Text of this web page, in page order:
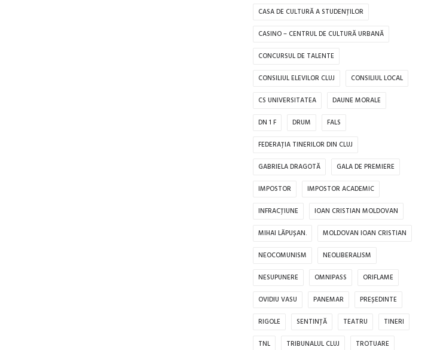
CASA DE CULTURĂ A STUDENȚILOR
CASINO – CENTRUL DE CULTURĂ URBANĂ
CONCURSUL DE TALENTE
CONSILIUL ELEVILOR CLUJ CONSILIUL LOCAL
CS UNIVERSITATEA DAUNE MORALE
DN 1 F DRUM FALS
FEDERAȚIA TINERILOR DIN CLUJ
GABRIELA DRAGOTĂ GALA DE PREMIERE
IMPOSTOR IMPOSTOR ACADEMIC
INFRACȚIUNE IOAN CRISTIAN MOLDOVAN
MIHAI LĂPUȘAN. MOLDOVAN IOAN CRISTIAN
NEOCOMUNISM NEOLIBERALISM
NESUPUNERE OMNIPASS ORIFLAME
OVIDIU VASU PANEMAR PREȘEDINTE
RIGOLE SENTINȚĂ TEATRU TINERI
TNL TRIBUNALUL CLUJ TROTUARE